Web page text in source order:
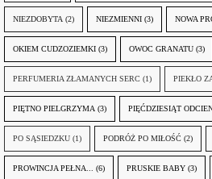
NIEZDOBYTA (2) NIEZMIENNI (3) NOWA
OKIEM CUDZOZIEMKI (3) OWOC GRANATU (3)
PERFUMERIA ZŁAMANYCH SERC (1) PIEKŁO
PIĘTNO PIELGRZYMA (3) PIĘĆDZIESIĄT
PO SĄSIEDZKU (1) PODRÓŻ PO MIŁOŚĆ (2)
PROWINCJA PEŁNA... (6) PRUSKIE BABY (3)